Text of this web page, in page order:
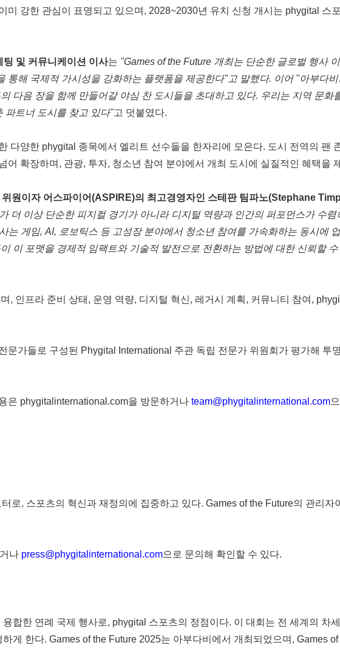
미 강한 관심이 표명되고 있으며, 2028~2030년 유치 신청 개시는 phygital 스
및 커뮤니케이션 이사는 "Games of the Future 개최는 단순한 글로벌 행사
통해 국제적 가시성을 강화하는 플랫폼을 제공한다"고 말했다. 이어 "아부다
다음 장을 함께 만들어갈 야심 찬 도시들을 초대하고 있다. 우리는 지역 문화
파트너 도시를 찾고 있다"고 덧붙였다.
다양한 phygital 종목에서 엘리트 선수들을 한자리에 모은다. 도시 전역의 팬
확장하며, 관광, 투자, 청소년 참여 분야에서 개최 도시에 실질적인 혜택을
원이자 어스파이어(ASPIRE)의 최고경영자인 스테판 팀파노(Stephane
더 이상 단순한 피지컬 경기가 아니라 디지털 역량과 인간의 퍼포먼스가 수
는 게임, AI, 로보틱스 등 고성장 분야에서 청소년 참여를 가속화하는 동시에
이 포맷을 경제적 임팩트와 기술적 발전으로 전환하는 방법에 대한 신뢰할
, 인프라 준비 상태, 운영 역량, 디지털 혁신, 레거시 계획, 커뮤니티 참여,
문가들로 구성된 Phygital International 주관 독립 전문가 위원회가 평가해 투
은 phygitalinternational.com을 방문하거나 team@phygitalinternational.com
로, 스포츠의 혁신과 재정의에 집중하고 있다. Games of the Future의 관리자
나 press@phygitalinternational.com으로 문의해 확인할 수 있다.
합한 연례 국제 행사로, phygital 스포츠의 정점이다. 이 대회는 전 세계의 차
게 한다. Games of the Future 2025는 아부다비에서 개최되었으며, Games